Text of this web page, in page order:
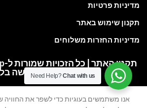
מדיניות פרטיות
תקנון שימוש באתר
מדיניות החזרות משלוחים
התמונות להמחשה
Cart
My account
אנו משתמשים בעוגיות כדי לשפר את החוויה
Need Help?Chat with us